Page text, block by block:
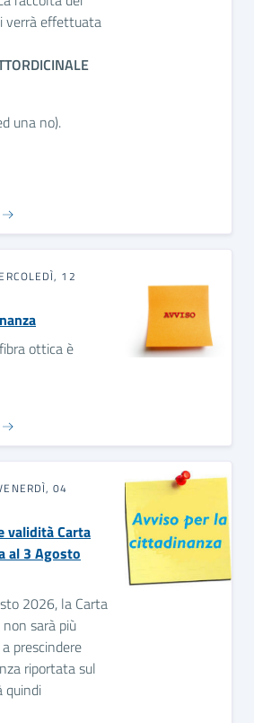
verrà effettuata
una no).
12
ottica è
04
validità Carta
al 3 Agosto
2026, la Carta
sarà più
prescindere
riportata sul
quindi